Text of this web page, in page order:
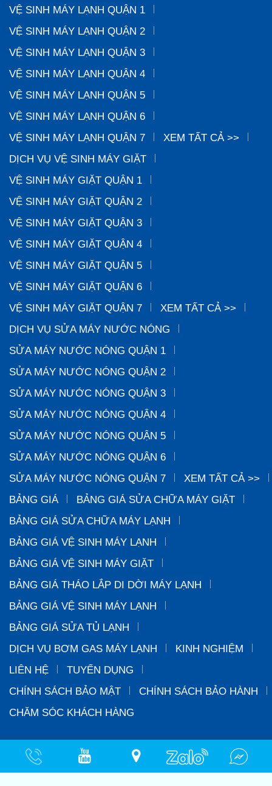
VỆ SINH MÁY LẠNH QUẬN 1
VỆ SINH MÁY LẠNH QUẬN 2
VỆ SINH MÁY LẠNH QUẬN 3
VỆ SINH MÁY LẠNH QUẬN 4
VỆ SINH MÁY LẠNH QUẬN 5
VỆ SINH MÁY LẠNH QUẬN 6
VỆ SINH MÁY LẠNH QUẬN 7
XEM TẤT CẢ >>
DỊCH VỤ VỆ SINH MÁY GIẶT
VỆ SINH MÁY GIẶT QUẬN 1
VỆ SINH MÁY GIẶT QUẬN 2
VỆ SINH MÁY GIẶT QUẬN 3
VỆ SINH MÁY GIẶT QUẬN 4
VỆ SINH MÁY GIẶT QUẬN 5
VỆ SINH MÁY GIẶT QUẬN 6
VỆ SINH MÁY GIẶT QUẬN 7
XEM TẤT CẢ >>
DỊCH VỤ SỬA MÁY NƯỚC NÓNG
SỬA MÁY NƯỚC NÓNG QUẬN 1
SỬA MÁY NƯỚC NÓNG QUẬN 2
SỬA MÁY NƯỚC NÓNG QUẬN 3
SỬA MÁY NƯỚC NÓNG QUẬN 4
SỬA MÁY NƯỚC NÓNG QUẬN 5
SỬA MÁY NƯỚC NÓNG QUẬN 6
SỬA MÁY NƯỚC NÓNG QUẬN 7
XEM TẤT CẢ >>
BẢNG GIÁ
BẢNG GIÁ SỬA CHỮA MÁY GIẶT
BẢNG GIÁ SỬA CHỮA MÁY LẠNH
BẢNG GIÁ VỆ SINH MÁY LẠNH
BẢNG GIÁ VỆ SINH MÁY GIẶT
BẢNG GIÁ THÁO LẮP DI DỜI MÁY LẠNH
BẢNG GIÁ VỆ SINH MÁY LẠNH
BẢNG GIÁ SỬA TỦ LẠNH
DỊCH VỤ BƠM GAS MÁY LẠNH
KINH NGHIỆM
LIÊN HỆ
TUYỂN DỤNG
CHÍNH SÁCH BẢO MẬT
CHÍNH SÁCH BẢO HÀNH
CHĂM SÓC KHÁCH HÀNG